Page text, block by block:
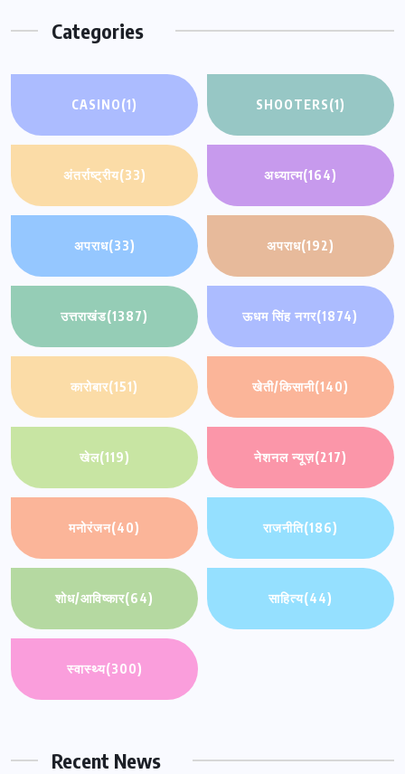
Categories
CASINO(1) SHOOTERS(1)
अंतर्राष्ट्रीय(33) अध्यात्म(164)
अपराध(33) अपराध(192)
उत्तराखंड(1387) ऊधम सिंह नगर(1874)
कारोबार(151) खेती/किसानी(140)
खेल(119) नेशनल न्यूज़(217)
मनोरंजन(40) राजनीति(186)
शोध/आविष्कार(64) साहित्य(44)
स्वास्थ्य(300)
Recent News